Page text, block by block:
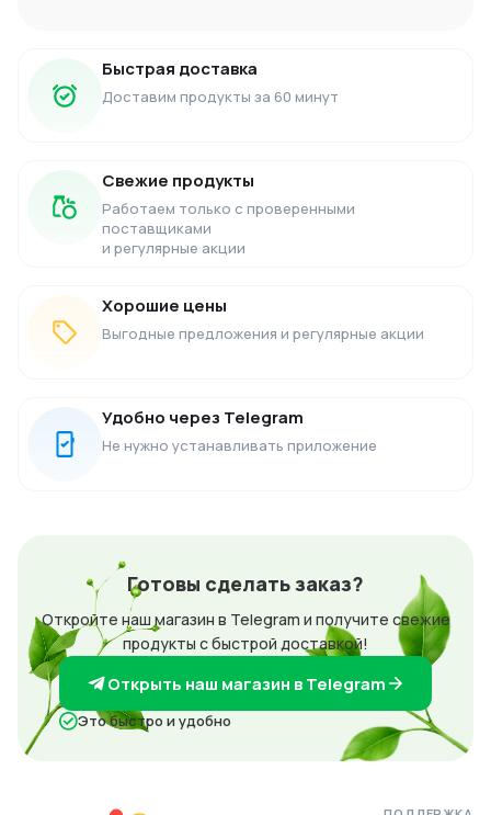
Быстрая доставка
Доставим продукты за 60 минут
Свежие продукты
Работаем только с проверенными
поставщиками
и регулярные акции
Хорошие цены
Выгодные предложения и регулярные акции
Удобно через Telegram
Не нужно устанавливать приложение
Готовы сделать заказ?
Откройте наш магазин в Telegram и получите свежие
продукты с быстрой доставкой!
Открыть наш магазин в Telegram
Это быстро и удобно